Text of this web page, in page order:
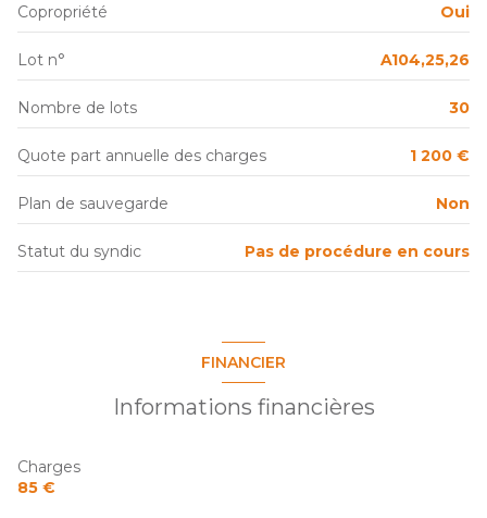
terrasse
Copropriété Oui
Lot n° A104,25,26
Nombre de lots 30
Quote part annuelle des charges 1 200 €
Plan de sauvegarde Non
Statut du syndic Pas de procédure en cours
FINANCIER
Informations financières
Charges
85 €